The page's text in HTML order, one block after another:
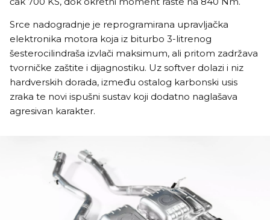
Srce nadogradnje je reprogramirana upravljačka
elektronika motora koja iz biturbo 3-litrenog
šesterocilindraša izvlači maksimum, ali pritom zadržava
tvorničke zaštite i dijagnostiku. Uz softver dolazi i niz
hardverskih dorada, između ostalog karbonski usis
zraka te novi ispušni sustav koji dodatno naglašava
agresivan karakter.